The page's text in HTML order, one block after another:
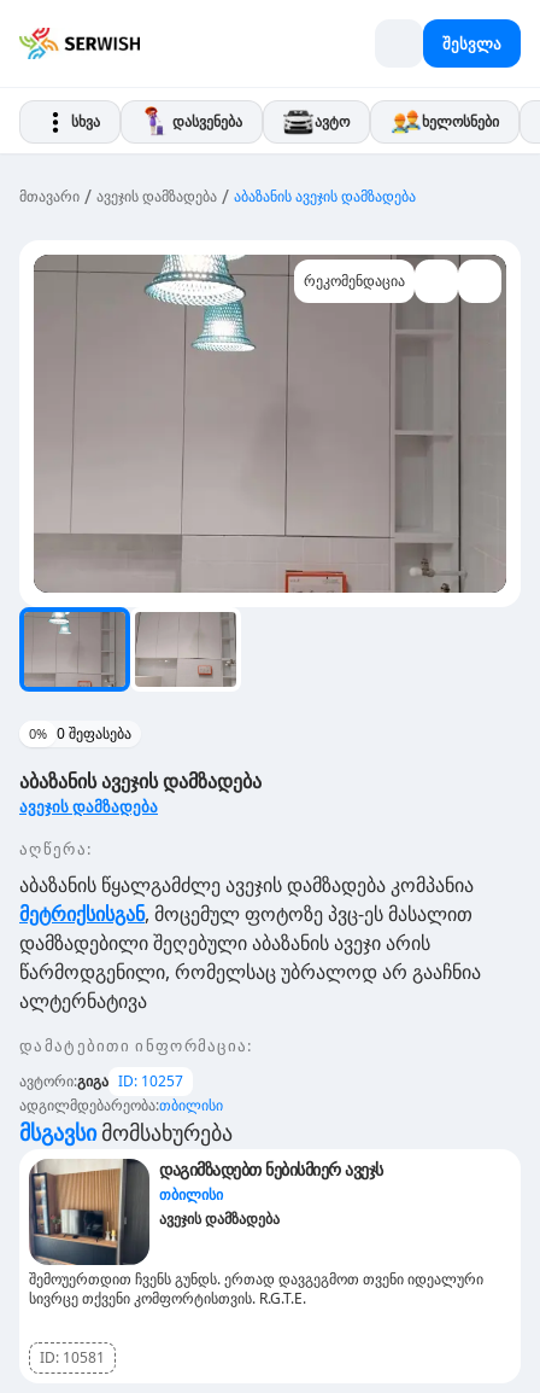
შესვლა
სხვა დასვენება ავტო ხელოსნები
მთავარი / ავეჯის დამზადება / აბაზანის ავეჯის დამზადება
რეკომენდაცია
0% 0შეფასება
აბაზანის ავეჯის დამზადება
ავეჯის დამზადება
აღწერა:
აბაზანის წყალგამძლე ავეჯის დამზადება კომპანია
მეტრიქსისგან, მოცემულ ფოტოზე პვც-ეს მასალით
დამზადებილი შეღებული აბაზანის ავეჯი არის
წარმოდგენილი, რომელსაც უბრალოდ არ გააჩნია
ალტერნატივა
დამატებითი ინფორმაცია:
ავტორი:გიგა ID: 10257
ადგილმდებარეობა:თბილისი
Მსგავსი Მომსახურება
დაგიმზადებთ ნებისმიერ ავეჯს
თბილისი
ავეჯის დამზადება
შემოუერთდით ჩვენს გუნდს. ერთად დავგეგმოთ თვენი იდეალური
სივრცე თქვენი კომფორტისთვის. R.G.T.E.
ID: 10581